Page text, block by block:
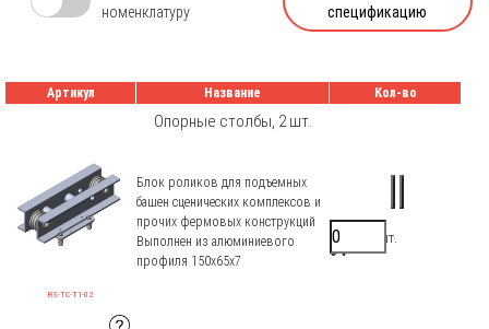
номенклатуру
спецификацию
Артикул Название Кол-во
Опорные столбы, 2 шт.
RS-TC-T1-02
Блок роликов для подъемных
башен сценических комплексов и
прочих фермовых конструкций
Выполнен из алюминиевого
профиля 150х65х7
31200 ₽/шт.
0 ₽